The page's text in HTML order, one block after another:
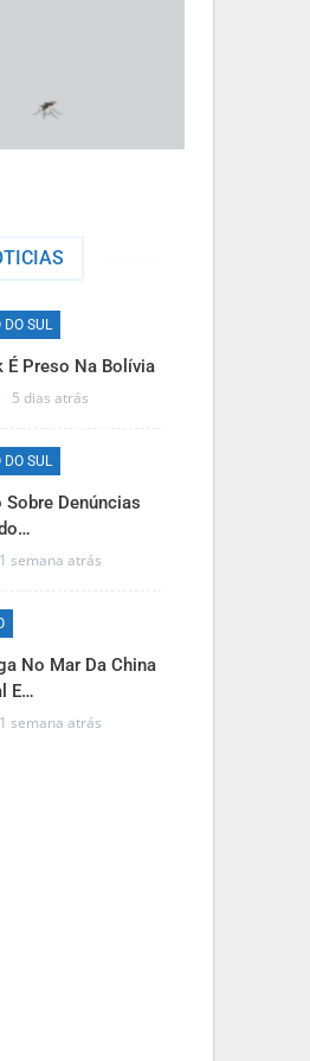
DO SUL
É Preso Na Bolívia
5 dias atrás
DO SUL
Sobre Denúncias
1 semana atrás
No Mar Da China
E…
1 semana atrás